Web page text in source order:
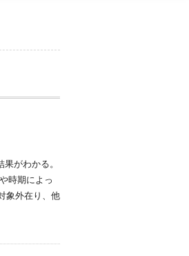
がわかる。
時期によっ
象外在り、他